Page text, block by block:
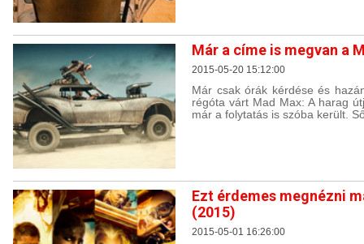
Már a címe is megvan a
2015-05-20 15:12:00
Már csak órák kérdése és
régóta várt Mad Max: A harag
már a folytatás is szóba került.
Ezt érdemes megnézni
(2015)
2015-05-01 16:26:00